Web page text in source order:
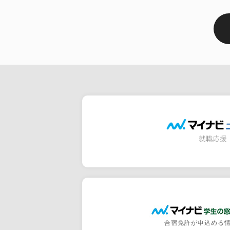
合宿免許が申込める